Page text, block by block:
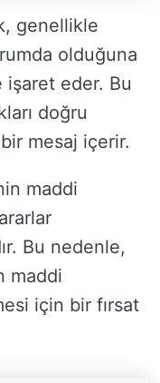
genellikle
olduğuna
işaret eder. Bu
doğru
mesaj içerir.
maddi
Bu nedenle,
maddi
için bir fırsat